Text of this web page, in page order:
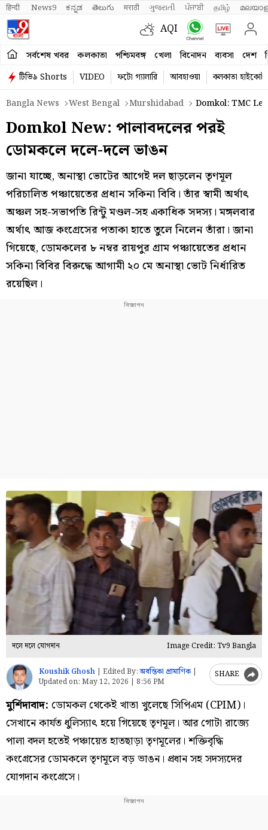
हिन्दी News9 ಕನ್ನಡ తెలుగు मराठी ગુજરાતી ਪੰਜਾਬੀ தமிழ்
AQI
সর্বশেষ খবর কলকাতা পশ্চিমবঙ্গ খেলা বিনোদন ব্যবসা দেশ
টিভি৯ Shorts VIDEO ফটো গ্যালারি আবহাওয়া
কলকাতা হাইকোর্ট
Bangla News
West Bengal Murshidabad Domkol: TMC
Domkol New: পালাবদলের পরই
ডোমকলে দলে-দলে ভাঙন
জানা যাচ্ছে, অনাস্থা ভোটের আগেই দল ছাড়লেন তৃণমূল
পরিচালিত পঞ্চায়েতের প্রধান সকিনা বিবি। তাঁর স্বামী অর্থাৎ
অঞ্চল সহ-সভাপতি রিন্টু মণ্ডল-সহ একাধিক সদস্য। মঙ্গলবার
অর্থাৎ আজ কংগ্রেসের পতাকা হাতে তুলে নিলেন তাঁরা। জানা
গিয়েছে, ডোমকলের ৮ নম্বর রায়পুর গ্রাম পঞ্চায়েতের প্রধান
সকিনা বিবির বিরুদ্ধে আগামী ২০ মে অনাস্থা ভোট নির্ধারিত
রয়েছিল।
দলে দলে যোগদান Image Credit: Tv9 Bangla
Koushik Ghosh Edited By:অবন্তিকা প্রামাণিক|
Updated on: May 12, 2026 | 8:56 PM
SHARE
মুর্শিদাবাদ: ডোমকল থেকেই খাতা খুলেছে সিপিএম (CPIM)।
সেখানে কার্যত ধুলিস্যাৎ হয়ে গিয়েছে তৃণমূল। আর গোটা রাজ্যে
পালা বদল হতেই পঞ্চায়েত হাতছাড়া তৃণমূলের। শক্তিবৃদ্ধি
কংগ্রেসের ডোমকলে তৃণমূলে বড় ভাঙন। প্রধান সহ সদস্যদের
যোগদান কংগ্রেসে।